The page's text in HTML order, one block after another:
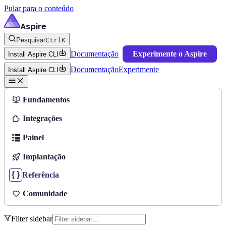
Pular para o conteúdo
Aspire
PesquisarCtrlK
Install Aspire CLI
Documentação Experimente o Aspire
Install Aspire CLI DocumentaçãoExperimente
Fundamentos
Integrações
Painel
Implantação
Referência
Comunidade
Filter sidebar